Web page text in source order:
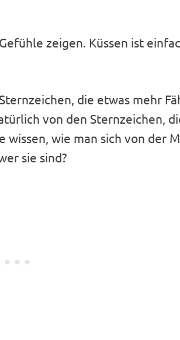
zeigen. Küssen ist
die etwas mehr
von den Sternzeichen,
wie man sich von der
sie sind?